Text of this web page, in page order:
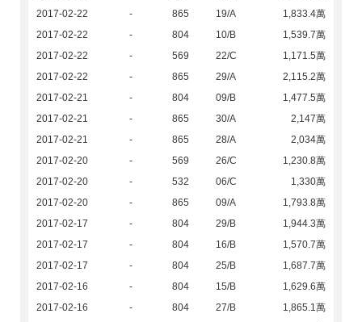
2017-02-22
- 865 19/A
1,833.4萬
2017-02-22
- 804 10/B
1,539.7萬
2017-02-22
- 569 22/C
1,171.5萬
2017-02-22
- 865 29/A
2,115.2萬
2017-02-21
- 804 09/B
1,477.5萬
2017-02-21
- 865 30/A
2,147萬
2017-02-21
- 865 28/A
2,034萬
2017-02-20
- 569 26/C
1,230.8萬
2017-02-20
- 532 06/C
1,330萬
2017-02-20
- 865 09/A
1,793.8萬
2017-02-17
- 804 29/B
1,944.3萬
2017-02-17
- 804 16/B
1,570.7萬
2017-02-17
- 804 25/B
1,687.7萬
2017-02-16
- 804 15/B
1,629.6萬
2017-02-16
- 804 27/B
1,865.1萬